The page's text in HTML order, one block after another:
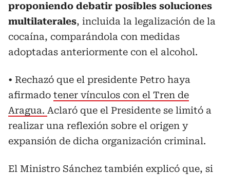
proponiendo debatir posibles soluciones
multilaterales, incluida la legalización de la
cocaína, comparándola con medidas
adoptadas anteriormente con el alcohol.
• Rechazó que el presidente Petro haya
afirmado tener vínculos con el Tren de
Aragua. Aclaró que el Presidente se limitó a
realizar una reflexión sobre el origen y
expansión de dicha organización criminal.
El Ministro Sánchez también explicó que, si